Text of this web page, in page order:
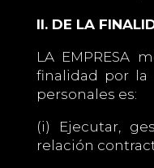
II. DE LA
LA EMPRESA
finalidad por la
personales es:
(i) Ejecutar,
relación